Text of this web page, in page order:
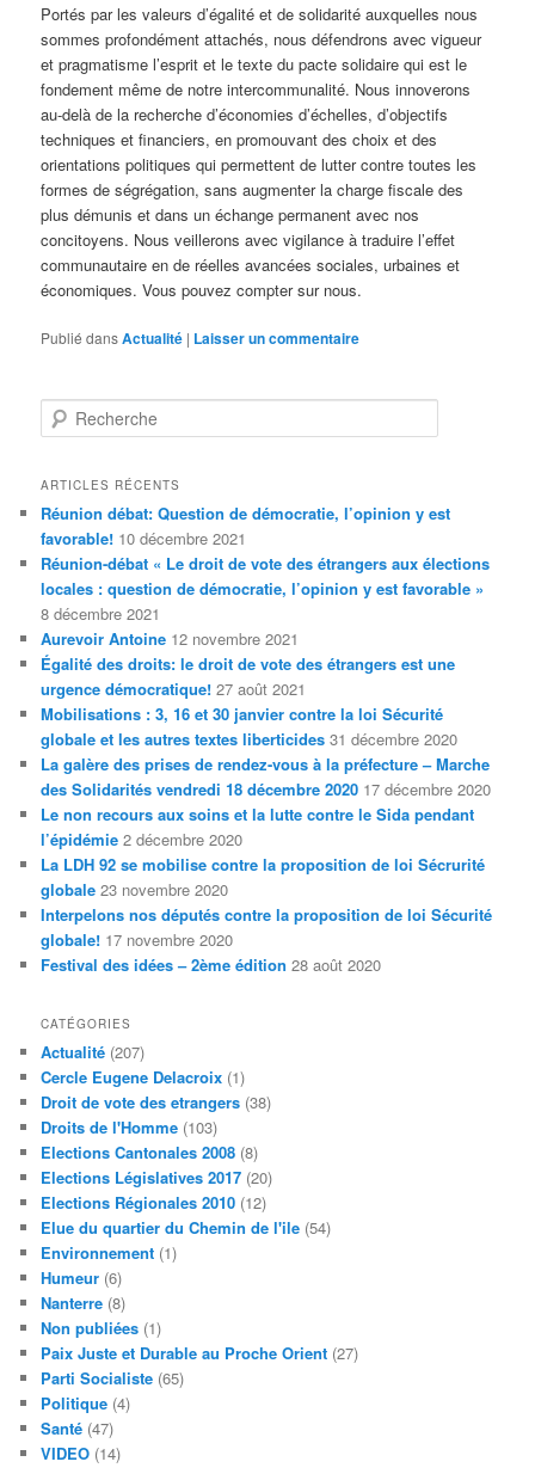
Portés par les valeurs d’égalité et de solidarité auxquelles nous
sommes profondément attachés, nous défendrons avec vigueur
et pragmatisme l’esprit et le texte du pacte solidaire qui est le
fondement même de notre intercommunalité. Nous innoverons
au-delà de la recherche d’économies d’échelles, d’objectifs
techniques et financiers, en promouvant des choix et des
orientations politiques qui permettent de lutter contre toutes les
formes de ségrégation, sans augmenter la charge fiscale des
plus démunis et dans un échange permanent avec nos
concitoyens. Nous veillerons avec vigilance à traduire l’effet
communautaire en de réelles avancées sociales, urbaines et
économiques. Vous pouvez compter sur nous.
Publié dansActualité | Laisser un commentaire
e
h
r
c
h
e
ARTICLES RÉCENTS
Réunion débat: Question de démocratie, l’opinion y est
favorable! 10 décembre 2021
Réunion-débat « Le droit de vote des étrangers aux élections
locales : question de démocratie, l’opinion y est favorable »
8 décembre 2021
Aurevoir Antoine 12 novembre 2021
Égalité des droits: le droit de vote des étrangers est une
urgence démocratique! 27 août 2021
Mobilisations : 3, 16 et 30 janvier contre la loi Sécurité
globale et les autres textes liberticides 31 décembre 2020
La galère des prises de rendez-vous à la préfecture – Marche
des Solidarités vendredi 18 décembre 2020 17 décembre 2020
Le non recours aux soins et la lutte contre le Sida pendant
l’épidémie 2 décembre 2020
La LDH 92 se mobilise contre la proposition de loi Sécrurité
globale 23 novembre 2020
Interpelons nos députés contre la proposition de loi Sécurité
globale! 17 novembre 2020
Festival des idées – 2ème édition 28 août 2020
CATÉGORIES
Actualité (207)
Cercle Eugene Delacroix (1)
Droit de vote des etrangers (38)
Droits de l'Homme (103)
Elections Cantonales 2008 (8)
Elections Législatives 2017 (20)
Elections Régionales 2010 (12)
Elue du quartier du Chemin de l'ile (54)
Environnement (1)
Humeur (6)
Nanterre (8)
Non publiées (1)
Paix Juste et Durable au Proche Orient (27)
Parti Socialiste (65)
Politique (4)
Santé (47)
VIDEO (14)